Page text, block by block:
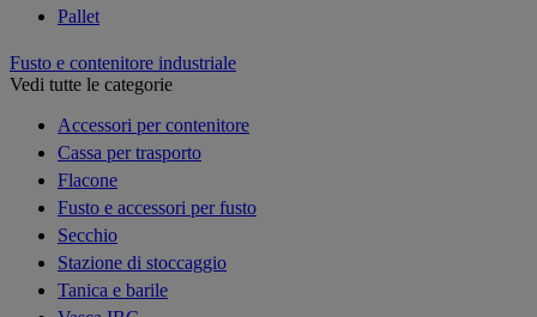
Pallet
Fusto e contenitore industriale
Vedi tutte le categorie
Accessori per contenitore
Cassa per trasporto
Flacone
Fusto e accessori per fusto
Secchio
Stazione di stoccaggio
Tanica e barile